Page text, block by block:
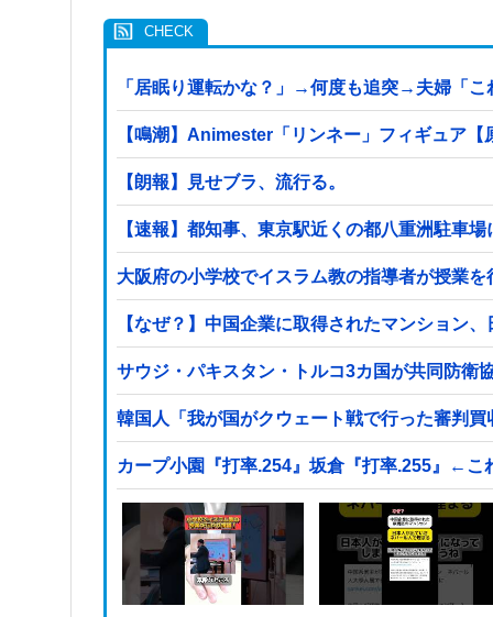
「居眠り運転かな？」→何度も追突→夫婦「
【鳴潮】Animester「リンネー」フィギュア【
【朗報】見せブラ、流行る。
【速報】都知事、東京駅近くの都八重洲駐車
【なぜ？】中国企業に取得されたマンション
サウジ・パキスタン・トルコ3カ国が共同防
韓国人「我が国がクウェート戦で行った審判
カープ小園『打率.254』坂倉『打率.255』←こ